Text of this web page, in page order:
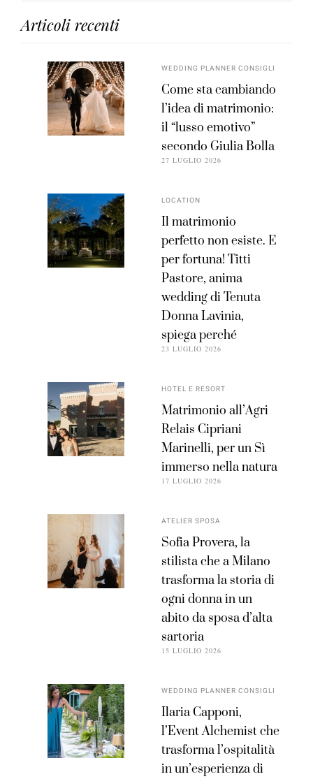
Articoli recenti
WEDDING PLANNER CONSIGLI
Come sta cambiando
l’idea di matrimonio:
il “lusso emotivo”
secondo Giulia Bolla
27 LUGLIO 2026
LOCATION
Il matrimonio
perfetto non esiste. E
per fortuna! Titti
Pastore, anima
wedding di Tenuta
Donna Lavinia,
spiega perché
23 LUGLIO 2026
HOTEL E RESORT
Matrimonio all’Agri
Relais Cipriani
Marinelli, per un Sì
immerso nella natura
17 LUGLIO 2026
ATELIER SPOSA
Sofia Provera, la
stilista che a Milano
trasforma la storia di
ogni donna in un
abito da sposa d’alta
sartoria
15 LUGLIO 2026
WEDDING PLANNER CONSIGLI
Ilaria Capponi,
l’Event Alchemist che
trasforma l’ospitalità
in un’esperienza di